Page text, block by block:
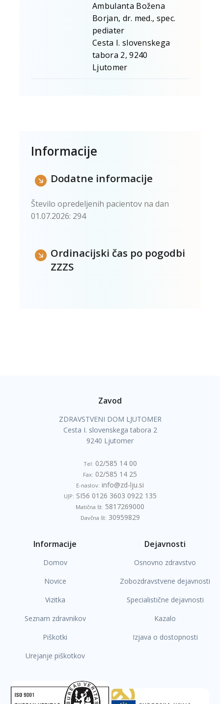
Ambulanta Božena
Borjan, dr. med., spec.
pediater
Cesta I. slovenskega
tabora 2, 9240
Ljutomer
Informacije
Dodatne informacije
tevilo opredeljenih pacientov na dan
01.07.2026: 294
Ordinacijski čas po pogodbi
ZZZS
Zavod
ZDRAVSTVENI DOM LJUTOMER
Cesta I. slovenskega tabora 2
9240 Ljutomer
Tel: 02/585 14 00
Fax: 02/585 14 25
E-naslov: info@zd-lju.si
UJP: SI56 0126 3603 0922 135
Matična št: 5817269000
Davčna št: 30959829
Informacije
Domov
Novice
Vizitka
Seznam zdravnikov
Piškotki
Urejanje piškotkov
Dejavnosti
Osnovno zdravstvo
Zobozdravstvene dejavnosti
Specialistične dejavnosti
Kazalo
Izjava o dostopnosti